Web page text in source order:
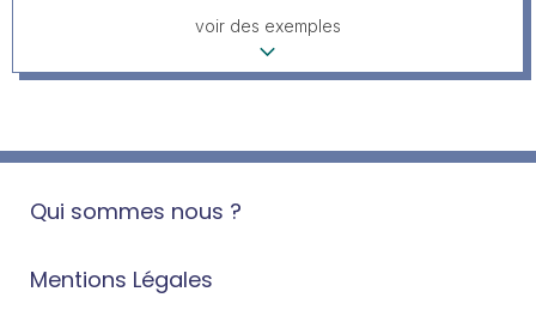
voir des exemples
Qui sommes nous ?
Mentions Légales